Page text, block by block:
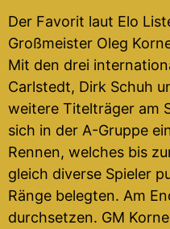
Der Favorit laut Elo
Großmeister Oleg
Mit den drei
Carlstedt, Dirk Schuh
weitere Titelträger am
sich in der A-Gruppe
Rennen, welches bis
gleich diverse Spieler
Ränge belegten. Am
durchsetzen. GM